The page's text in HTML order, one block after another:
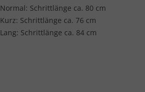
Normal: Schrittlänge ca. 80 cm
Kurz: Schrittlänge ca. 76 cm
Lang: Schrittlänge ca. 84 cm